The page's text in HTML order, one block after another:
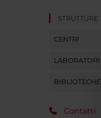
STRUTTURE
CENTRI
LABORATORI
BIBLIOTECHE
Contatti